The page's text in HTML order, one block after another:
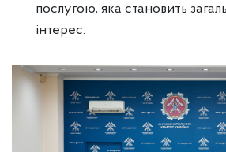
послугою, яка становить
інтерес.